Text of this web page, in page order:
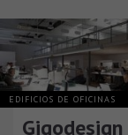
EDIFICIOS DE OFICINAS